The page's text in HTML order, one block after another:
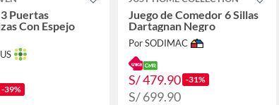
Puertas
Con Espejo
-39%
Juego de Comedor 6 Sillas
Dartagnan Negro
Por SODIMAC
S/ 479.90 -31%
S/ 699.90